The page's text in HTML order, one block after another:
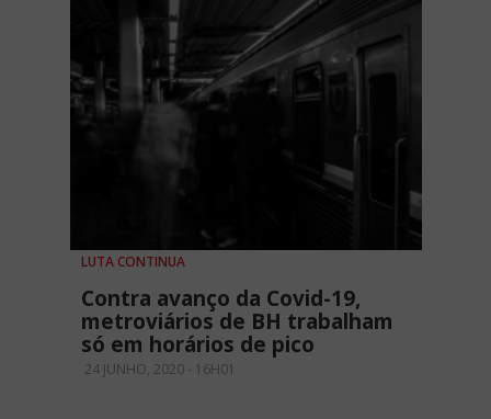
LUTA CONTINUA
Contra avanço da Covid-19,
metroviários de BH trabalham
só em horários de pico
24 JUNHO, 2020 - 16H01